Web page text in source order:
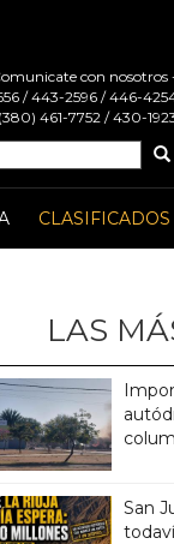
con nosotros
/ 443-2596 / 446-
461-7752 / 430-
CLASIFICADOS
LAS
San